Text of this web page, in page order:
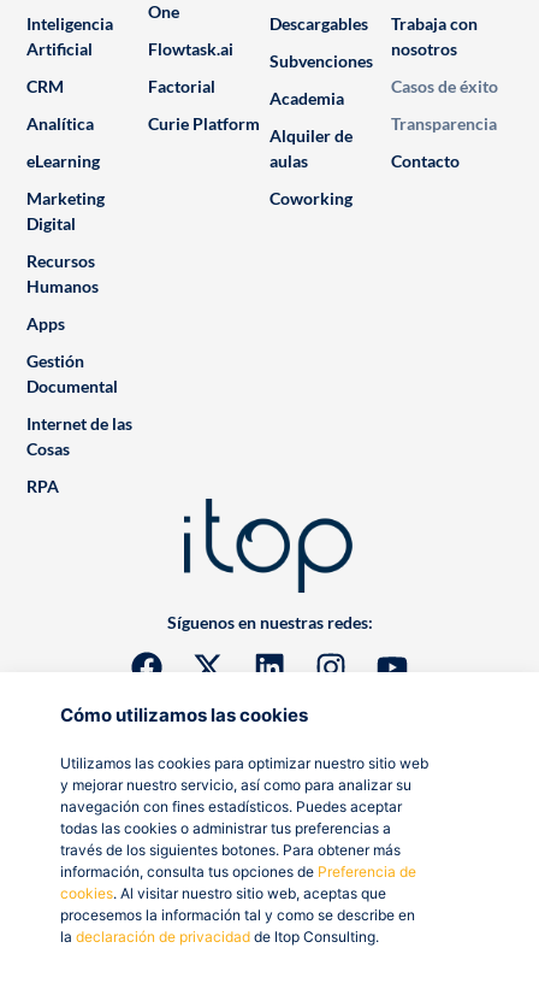
Cómo utilizamos las cookies
Utilizamos las cookies para optimizar nuestro sitio web
y mejorar nuestro servicio, así como para analizar su
navegación con fines estadísticos. Puedes aceptar
todas las cookies o administrar tus preferencias a
través de los siguientes botones. Para obtener más
información, consulta tus opciones de Preferencia de
cookies. Al visitar nuestro sitio web, aceptas que
procesemos la información tal y como se describe en
la declaración de privacidad de Itop Consulting.
Síguenos en nuestras redes:
Inteligencia
Artificial
CRM
Analítica
eLearning
Marketing
Digital
Recursos
Humanos
Apps
Gestión
Documental
Internet de las
Cosas
RPA
One
Flowtask.ai
Factorial
Curie Platform
Descargables
Subvenciones
Academia
Alquiler de
aulas
Coworking
Trabaja con
nosotros
Casos de éxito
Transparencia
Contacto